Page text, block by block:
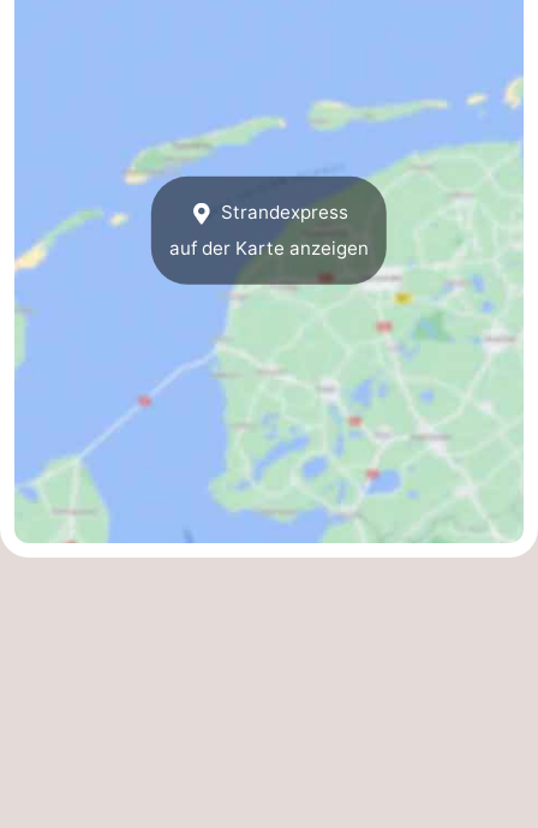
Schiermonnikoog
Terschelling
-
Vlieland
-
Texel
Wetter
Strandexpress
auf der Karte anzeigen